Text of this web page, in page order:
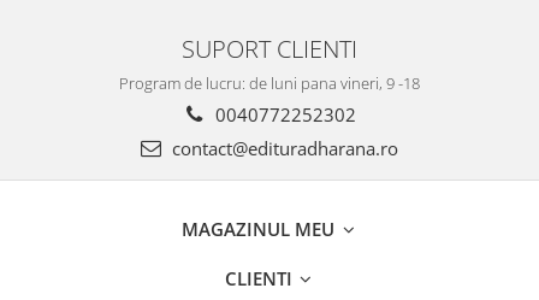
SUPORT CLIENTI
Program de lucru: de luni pana vineri, 9 -18
0040772252302
contact@edituradharana.ro
MAGAZINUL MEU
CLIENTI